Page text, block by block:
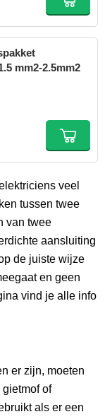
mm2-2.5mm2
veel
tussen twee
van twee
aansluiting
de juiste wijze
en geen
vind je alle info
er zijn, moeten
of
als er een